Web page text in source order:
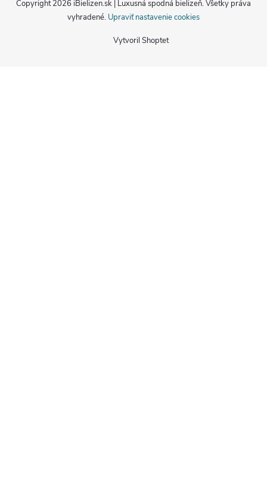
Vytvoril Shoptet
Copyright 2026 iBielizen.sk | Luxusná spodná bielizeň. Všetky práva
vyhradené. Upraviť nastavenie cookies